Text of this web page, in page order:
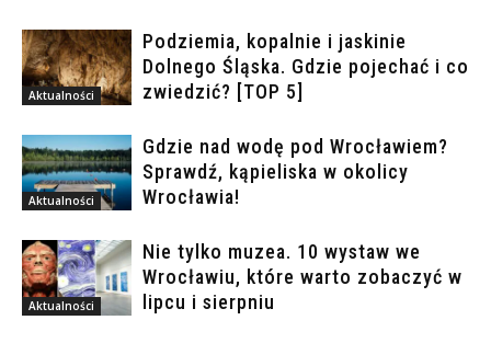
Aktualności
Podziemia, kopalnie i jaskinie
Dolnego Śląska. Gdzie pojechać i co
zwiedzić? [TOP 5]
Aktualności
Gdzie nad wodę pod Wrocławiem?
Sprawdź, kąpieliska w okolicy
Wrocławia!
Aktualności
Nie tylko muzea. 10 wystaw we
Wrocławiu, które warto zobaczyć w
lipcu i sierpniu